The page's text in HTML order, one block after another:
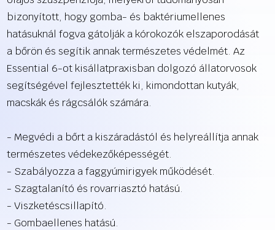
bizonyított, hogy gomba- és baktériumellenes
hatásuknál fogva gátolják a kórokozók elszaporodását
a bőrön és segítik annak természetes védelmét. Az
Essential 6-ot kisállatpraxisban dolgozó állatorvosok
segítségével fejlesztették ki, kimondottan kutyák,
macskák és rágcsálók számára.
- Megvédi a bőrt a kiszáradástól és helyreállítja annak
természetes védekezőképességét.
- Szabályozza a faggyúmirigyek működését.
- Szagtalanító és rovarriasztó hatású.
- Viszketéscsillapító.
- Gombaellenes hatású.